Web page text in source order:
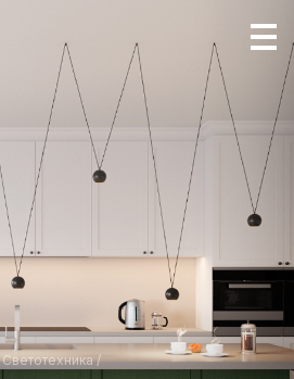
Светотехника /